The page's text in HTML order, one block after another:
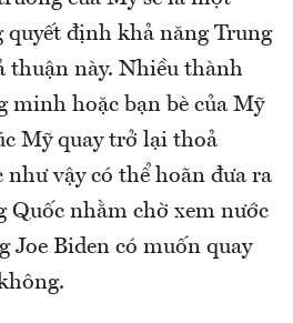
định khả năng Trung
thuận này. Nhiều thành
minh hoặc bạn bè của Mỹ
Mỹ quay trở lại thoả
vậy có thể hoãn đưa ra
Quốc nhằm chờ xem nước
Joe Biden có muốn quay